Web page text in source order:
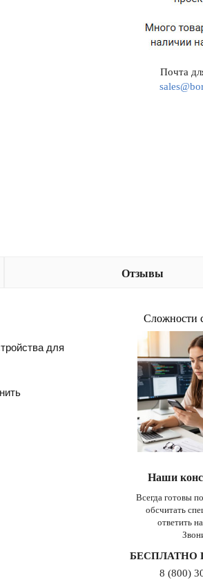
Почта
Отзывы
для
Сложности
Наши
Всегда готовы
обсчитать
ответить
БЕСПЛАТНО
8 (800)